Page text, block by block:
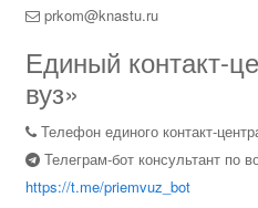
prkom@knastu.ru
Единый контакт-
вуз»
Телефон единого контакт-
Телеграм-бот консультант по
https://t.me/priemvuz_bot